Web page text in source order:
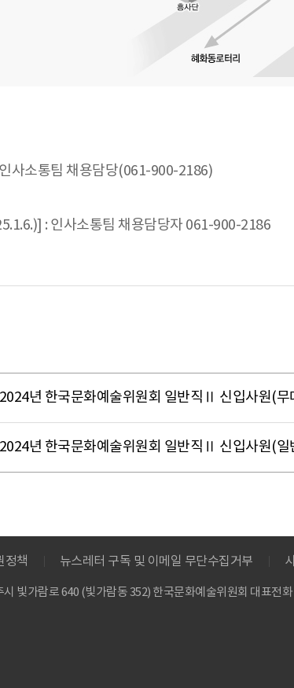
사소통팀 채용담당(061-900-2186)
: 인사소통팀 채용담당자 061-900-2186
2024년 한국문화예술위원회 일반직Ⅱ 신입사원(무
2024년 한국문화예술위원회 일반직Ⅱ 신입사원(일
정책 뉴스레터 구독 및 이메일 무단수집거부
빛가람로 640 (빛가람동 352) 한국문화예술위원회 대표전